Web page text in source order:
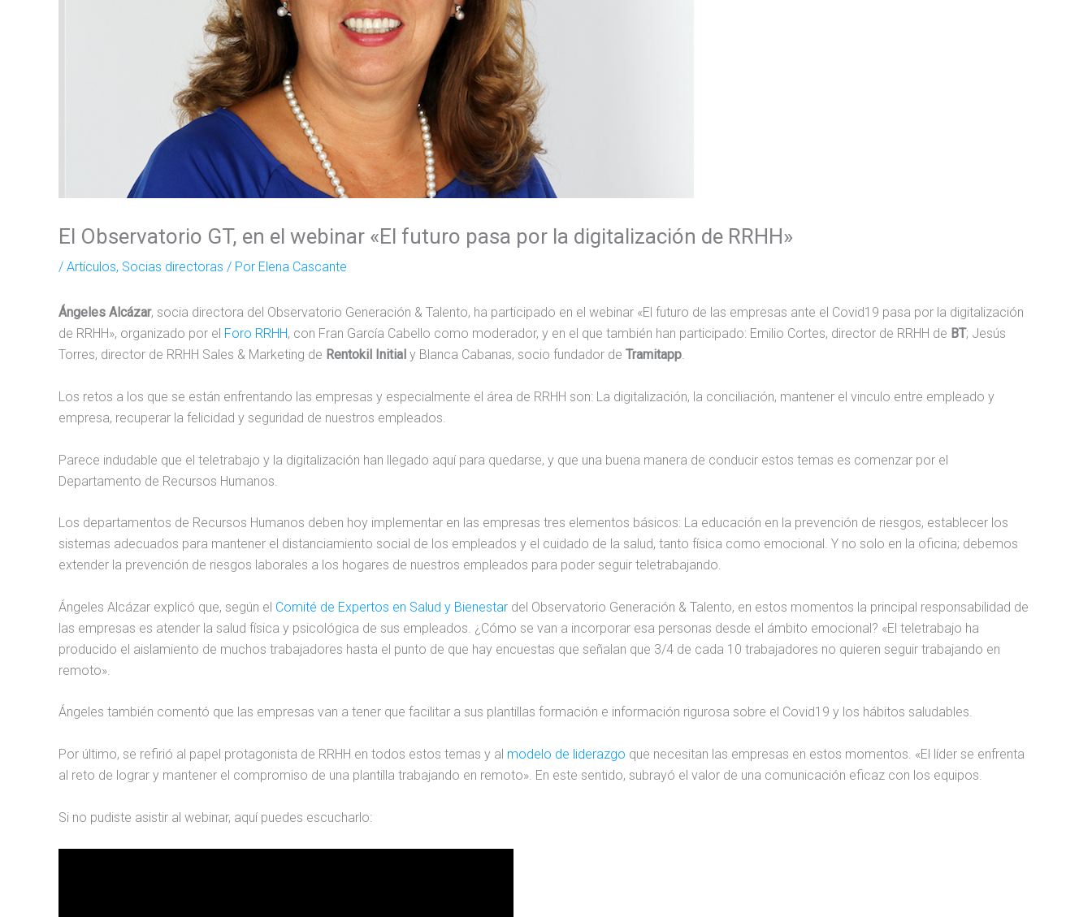
El Observatorio GT, en el webinar «El futuro pasa por la digitalización de RRHH»
/ Artículos, Socias directoras / Por Elena Cascante
Ángeles Alcázar, socia directora del Observatorio Generación & Talento, ha participado en el webinar «El futuro de las empresas ante el Covid19 pasa por la digitalización
de RRHH», organizado por el Foro RRHH, con Fran García Cabello como moderador, y en el que también han participado: Emilio Cortes, director de RRHH de BT; Jesús
Torres, director de RRHH Sales & Marketing de Rentokil Initial y Blanca Cabanas, socio fundador de Tramitapp.
Los retos a los que se están enfrentando las empresas y especialmente el área de RRHH son: La digitalización, la conciliación, mantener el vinculo entre empleado y
empresa, recuperar la felicidad y seguridad de nuestros empleados.
Parece indudable que el teletrabajo y la digitalización han llegado aquí para quedarse, y que una buena manera de conducir estos temas es comenzar por el
Departamento de Recursos Humanos.
Los departamentos de Recursos Humanos deben hoy implementar en las empresas tres elementos básicos: La educación en la prevención de riesgos, establecer los
sistemas adecuados para mantener el distanciamiento social de los empleados y el cuidado de la salud, tanto física como emocional. Y no solo en la oficina; debemos
extender la prevención de riesgos laborales a los hogares de nuestros empleados para poder seguir teletrabajando.
Ángeles Alcázar explicó que, según el Comité de Expertos en Salud y Bienestar del Observatorio Generación & Talento, en estos momentos la principal responsabilidad de
las empresas es atender la salud física y psicológica de sus empleados. ¿Cómo se van a incorporar esa personas desde el ámbito emocional? «El teletrabajo ha
producido el aislamiento de muchos trabajadores hasta el punto de que hay encuestas que señalan que 3/4 de cada 10 trabajadores no quieren seguir trabajando en
remoto».
Ángeles también comentó que las empresas van a tener que facilitar a sus plantillas formación e información rigurosa sobre el Covid19 y los hábitos saludables.
Por último, se refirió al papel protagonista de RRHH en todos estos temas y al modelo de liderazgo que necesitan las empresas en estos momentos. «El líder se enfrenta
al reto de lograr y mantener el compromiso de una plantilla trabajando en remoto». En este sentido, subrayó el valor de una comunicación eficaz con los equipos.
Si no pudiste asistir al webinar, aquí puedes escucharlo: